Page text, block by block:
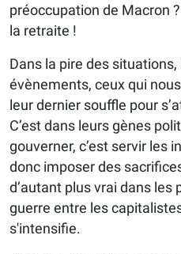
préoccupation de Macron
la retraite !
Dans la pire des
évènements, ceux qui
leur dernier souffle pour
C’est dans leurs gènes
gouverner, c’est servir les
donc imposer des
d’autant plus vrai dans les
guerre entre les
s'intensifie.